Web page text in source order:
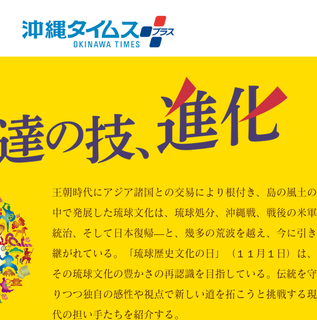
王朝時代にアジア諸国との交易により根付き、島の風土の
中で発展した琉球文化は、琉球処分、沖縄戦、戦後の米軍
統治、そして日本復帰―と、幾多の荒波を越え、今に引き
継がれている。「琉球歴史文化の日」（１１月１日）は、
その琉球文化の豊かさの再認識を目指している。伝統を守
りつつ独自の感性や視点で新しい道を拓こうと挑戦する現
代の担い手たちを紹介する。